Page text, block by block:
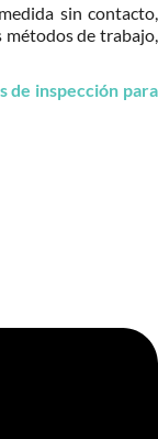
sin contacto,
métodos de trabajo,
de inspección para